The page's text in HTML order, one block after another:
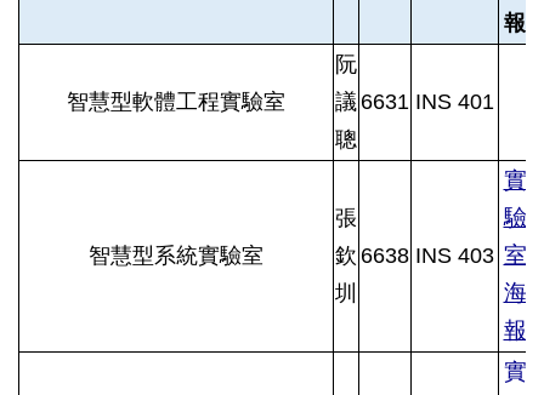
報
智慧型軟體工程實驗室
阮
議
聰
6631 INS 401
智慧型系統實驗室
張
欽
圳
6638 INS 403
實
驗
室
海
報
實